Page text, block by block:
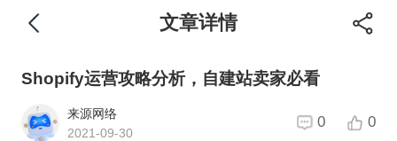
文章详情
Shopify运营攻略分析，自建站卖家必看
来源网络
2021-09-30
0 0